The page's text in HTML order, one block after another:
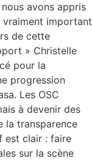
avons appris
vraiment important
de cette
» Christelle
pour la
progression
Les OSC
à devenir des
la transparence
est clair : faire
sur la scène